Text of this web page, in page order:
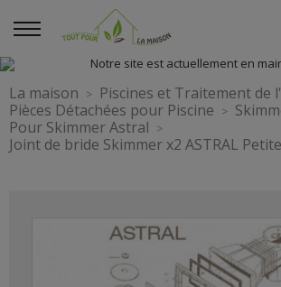
La maison Piscines et Traitement de
Pièces Détachées pour Piscine
Pour Skimmer Astral
Joint de bride Skimmer x2 ASTRAL